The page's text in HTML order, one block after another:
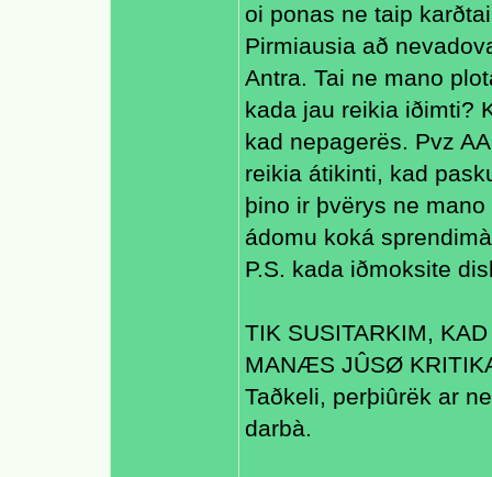
oi ponas ne taip
Pirmiausia að
Antra. Tai ne mano
kada jau reikia iðimti?
kad nepagerës. Pvz
reikia átikinti, kad
þino ir þvërys ne
ádomu koká
P.S. kada iðmoksite
TIK SUSITARKIM,
MANÆS JÛSØ
Taðkeli, perþiûrëk ar
darbà.